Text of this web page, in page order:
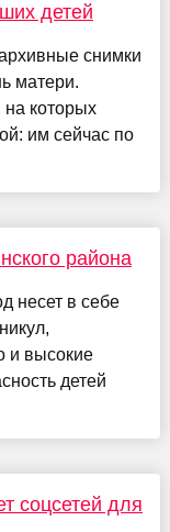
детей
снимки
матери.
которых
им сейчас по
района
несет в себе
и высокие
детей
соцсетей для